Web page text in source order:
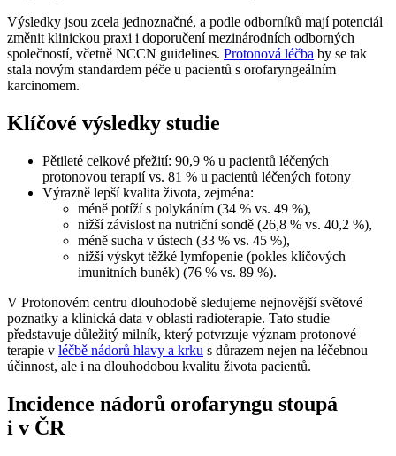
Výsledky jsou zcela jednoznačné, a podle odborníků mají potenciál
změnit klinickou praxi i doporučení mezinárodních odborných
společností, včetně NCCN guidelines. Protonová léčba by se tak
stala novým standardem péče u pacientů s orofaryngeálním
karcinomem.
Klíčové výsledky studie
Pětileté celkové přežití: 90,9 % u pacientů léčených
protonovou terapií vs. 81 % u pacientů léčených fotony
Výrazně lepší kvalita života, zejména:
méně potíží s polykáním (34 % vs. 49 %),
nižší závislost na nutriční sondě (26,8 % vs. 40,2 %),
méně sucha v ústech (33 % vs. 45 %),
nižší výskyt těžké lymfopenie (pokles klíčových
imunitních buněk) (76 % vs. 89 %).
V Protonovém centru dlouhodobě sledujeme nejnovější světové
poznatky a klinická data v oblasti radioterapie. Tato studie
představuje důležitý milník, který potvrzuje význam protonové
terapie v léčbě nádorů hlavy a krku s důrazem nejen na léčebnou
účinnost, ale i na dlouhodobou kvalitu života pacientů.
Incidence nádorů orofaryngu stoupá
i v ČR